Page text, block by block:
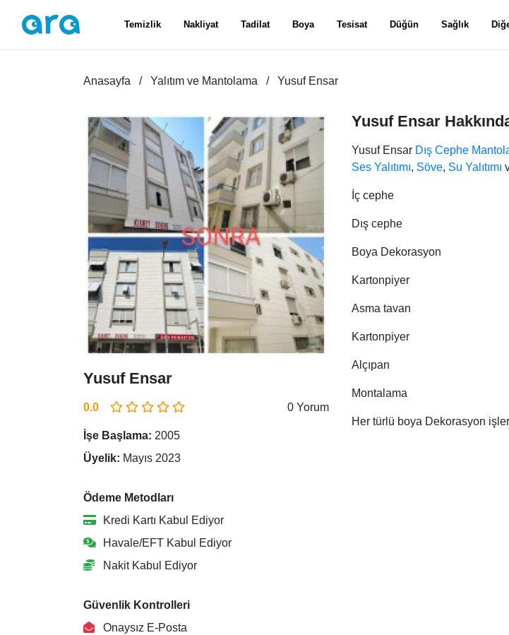
Temizlik Nakliyat Tadilat Boya Tesisat Düğün Sağlık
Anasayfa Yalıtım ve Mantolama Yusuf Ensar
Yusuf Ensar
0.0 0 Yorum
İşe Başlama: 2005
Üyelik: Mayıs 2023
Ödeme Metodları
Kredi Kartı Kabul Ediyor
Havale/EFT Kabul Ediyor
Nakit Kabul Ediyor
Güvenlik Kontrolleri
Onaysız E-Posta
Yusuf Ensar
Yusuf Ensar Dış Cephe
Ses Yalıtımı, Söve, Su Yalıtımı
İç cephe
Dış cephe
Boya Dekorasyon
Kartonpiyer
Asma tavan
Kartonpiyer
Alçıpan
Montalama
Her türlü boya Dekorasyon